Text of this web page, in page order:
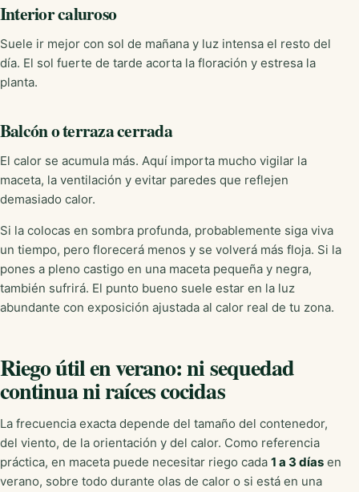
Interior caluroso
Suele ir mejor con sol de mañana y luz intensa el resto del
día. El sol fuerte de tarde acorta la floración y estresa la
planta.
Balcón o terraza cerrada
El calor se acumula más. Aquí importa mucho vigilar la
maceta, la ventilación y evitar paredes que reflejen
demasiado calor.
Si la colocas en sombra profunda, probablemente siga viva
un tiempo, pero florecerá menos y se volverá más floja. Si la
pones a pleno castigo en una maceta pequeña y negra,
también sufrirá. El punto bueno suele estar en la luz
abundante con exposición ajustada al calor real de tu zona.
Riego útil en verano: ni sequedad
continua ni raíces cocidas
La frecuencia exacta depende del tamaño del contenedor,
del viento, de la orientación y del calor. Como referencia
práctica, en maceta puede necesitar riego cada 1 a 3 días en
verano, sobre todo durante olas de calor o si está en una